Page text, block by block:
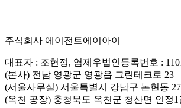
주식회사 에이전트에이아이
대표자 : 조헌정, 염제우법인등록번호 :
(본사) 전남 영광군 영광읍 그린테크로 23
(서울사무실) 서울특별시 강남구 논현동
(옥천 공장) 충청북도 옥천군 청산면 인정1